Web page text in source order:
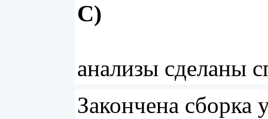
С)
анализы сделаны
Закончена сборка